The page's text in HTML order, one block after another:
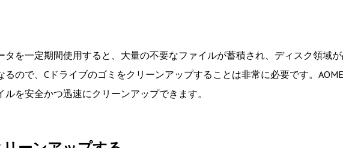
タを一定期間使用すると、大量の不要なファイルが蓄積され、ディスク領域
るので、Cドライブのゴミをクリーンアップすることは非常に必要です。
ルを安全かつ迅速にクリーンアップできます。